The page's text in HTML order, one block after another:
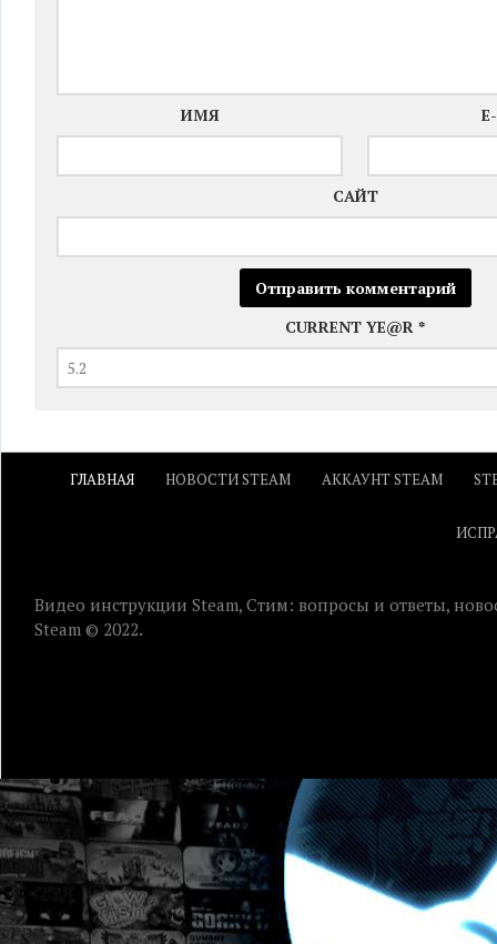
ИМЯ
САЙТ
CURRENT YE@R *
ГЛАВНАЯ НОВОСТИ STEAM АККАУНТ STEAM
Видео инструкции Steam, Стим: вопросы и ответы,
Steam © 2022.